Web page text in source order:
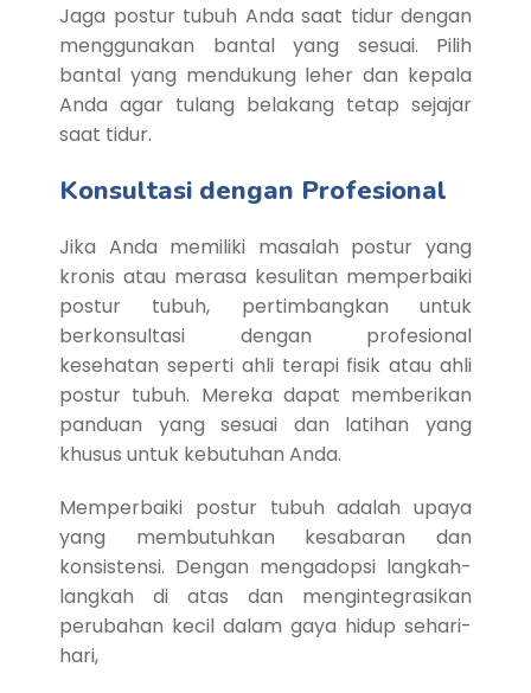
Jaga postur tubuh Anda saat tidur dengan
menggunakan bantal yang sesuai. Pilih
bantal yang mendukung leher dan kepala
Anda agar tulang belakang tetap sejajar
saat tidur.
Konsultasi dengan Profesional
Jika Anda memiliki masalah postur yang
kronis atau merasa kesulitan memperbaiki
postur tubuh, pertimbangkan untuk
berkonsultasi dengan profesional
kesehatan seperti ahli terapi fisik atau ahli
postur tubuh. Mereka dapat memberikan
panduan yang sesuai dan latihan yang
khusus untuk kebutuhan Anda.
Memperbaiki postur tubuh adalah upaya
yang membutuhkan kesabaran dan
konsistensi. Dengan mengadopsi langkah-
langkah di atas dan mengintegrasikan
perubahan kecil dalam gaya hidup sehari-
hari,